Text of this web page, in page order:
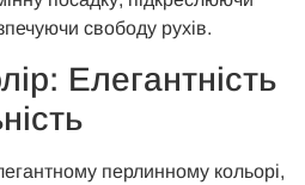
свободу рухів.
Елегантність
перлинному кольорі,